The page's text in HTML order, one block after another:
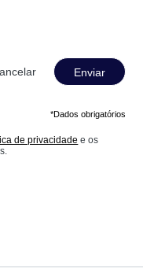
Enviar
*Dados obrigatórios
de privacidade e os